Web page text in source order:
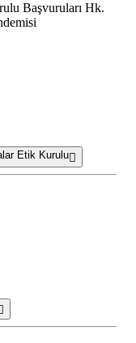
Başvuruları Hk.
Etik Kurulu